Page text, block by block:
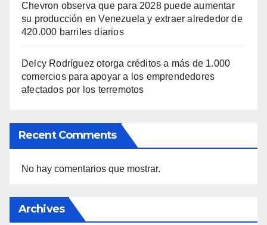
Chevron observa que para 2028 puede aumentar
su producción en Venezuela y extraer alrededor de
420.000 barriles diarios
Delcy Rodríguez otorga créditos a más de 1.000
comercios para apoyar a los emprendedores
afectados por los terremotos
Recent Comments
No hay comentarios que mostrar.
Archives